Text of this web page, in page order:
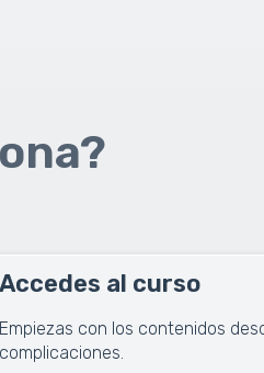
Accedes al curso
Empiezas con los contenidos
complicaciones.